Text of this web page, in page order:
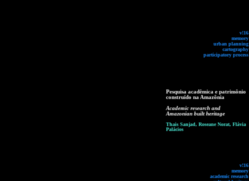
v!16
memory
urban planning
cartography
participatory process
Pesquisa acadêmica e patrimônio
construído na Amazônia
Academic research and
Amazonian built heritage
Thais Sanjad, Roseane Norat, Flávia
Palácios
v!16
memory
academic research